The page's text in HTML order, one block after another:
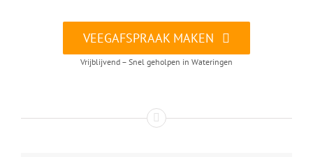
VEEGAFSPRAAK MAKEN
Vrijblijvend – Snel geholpen in Wateringen